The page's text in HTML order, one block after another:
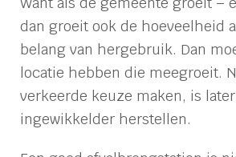
dan groeit ook de hoeveelheid
belang van hergebruik. Dan
locatie hebben die meegroeit.
verkeerde keuze maken, is
ingewikkelder herstellen.